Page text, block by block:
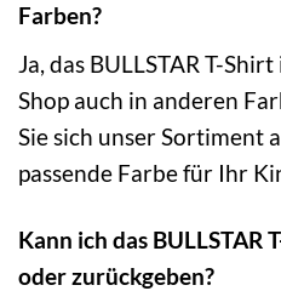
Farben?
Ja, das BULLSTAR T-
Shop auch in anderen
Sie sich unser Sortiment
passende Farbe für Ihr
Kann ich das BULLSTAR
oder zurückgeben?